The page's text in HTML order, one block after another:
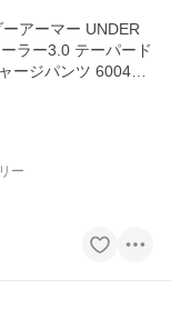
アーマー UNDER
ラー3.0 テーパード
パンツ 600499
ー